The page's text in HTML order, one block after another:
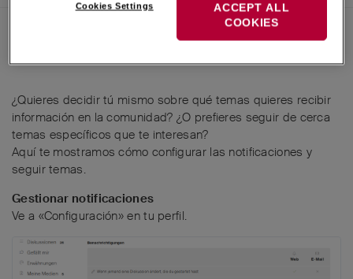
12 de Jun de 2025
¿Quieres decidir tú mismo sobre qué temas quieres recibir
información en la comunidad? ¿O prefieres seguir de cerca
temas específicos que te interesan?
Aquí te mostramos cómo configurar las notificaciones y
seguir temas.
Gestionar notificaciones
Ve a «Configuración» en tu perfil.
Cookies Settings
ACCEPT ALL
COOKIES